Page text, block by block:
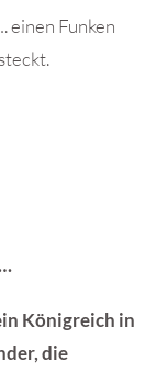
einen Funken
Königreich in
die